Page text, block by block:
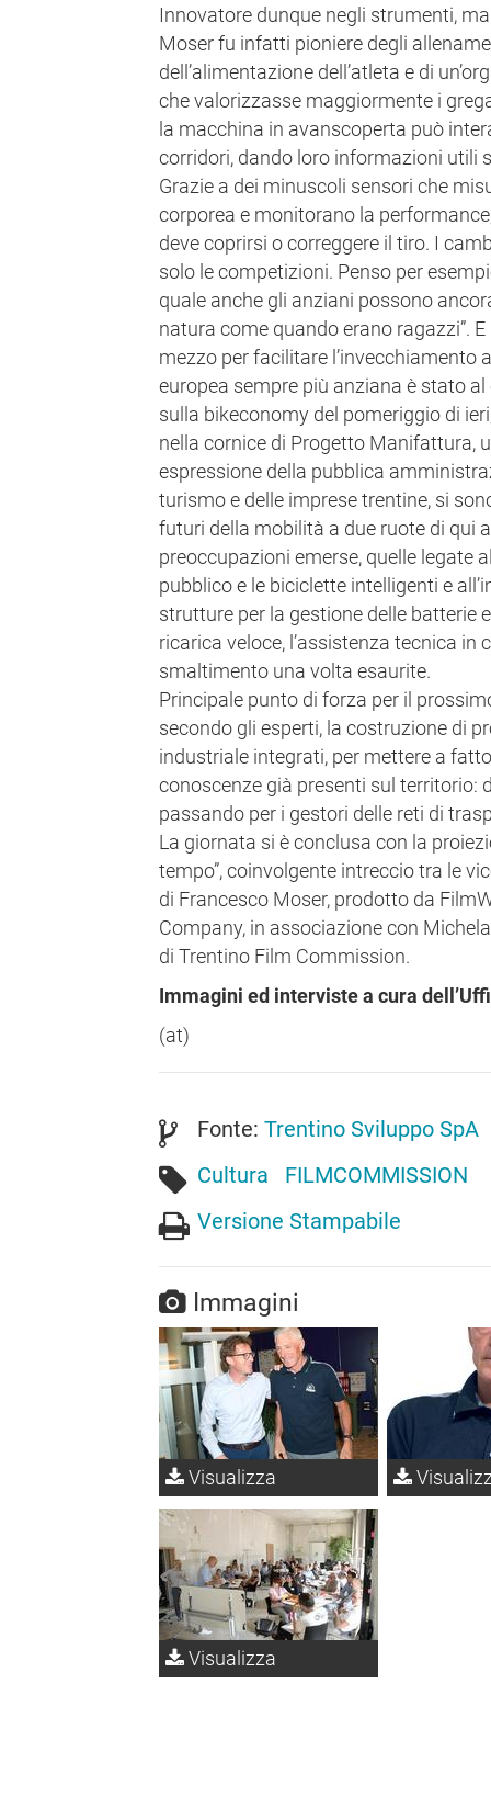
Innovatore dunque negli strumenti,
Moser fu infatti pioniere degli
dell’alimentazione dell’atleta e di
che valorizzasse maggiormente i
la macchina in avanscoperta può
corridori, dando loro informazioni utili
Grazie a dei minuscoli sensori che
corporea e monitorano la
deve coprirsi o correggere il tiro. I
solo le competizioni. Penso per
quale anche gli anziani possono
natura come quando erano ragazzi”.
mezzo per facilitare l’invecchiamento
europea sempre più anziana è stato
sulla bikeconomy del pomeriggio di
nella cornice di Progetto Manifattura,
espressione della pubblica
turismo e delle imprese trentine, si
futuri della mobilità a due ruote di qui
preoccupazioni emerse, quelle legate
pubblico e le biciclette intelligenti e
strutture per la gestione delle batterie
ricarica veloce, l’assistenza tecnica in
smaltimento una volta esaurite.
Principale punto di forza per il
secondo gli esperti, la costruzione di
industriale integrati, per mettere a
conoscenze già presenti sul territorio:
passando per i gestori delle reti di
La giornata si è conclusa con la
tempo”, coinvolgente intreccio tra le
di Francesco Moser, prodotto da
Company, in associazione con
di Trentino Film Commission.
Immagini ed interviste a cura
(at)
Fonte: Trentino Sviluppo SpA
Cultura
FILMCOMMISSION
Versione Stampabile
Immagini
Visualizza
Visualizza